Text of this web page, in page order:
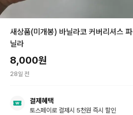
새상품(미개봉) 바닐라코 커버리셔스
닐라
8,000원
28일 전
결제혜택
토스페이로 결제시 5천원 즉시 할인